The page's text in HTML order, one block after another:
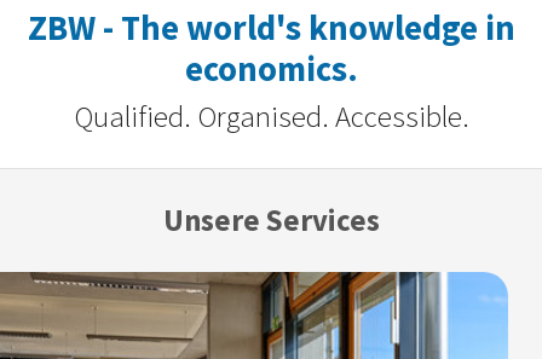
ZBW - The world's knowledge in
economics.
Qualified. Organised. Accessible.
Unsere Services